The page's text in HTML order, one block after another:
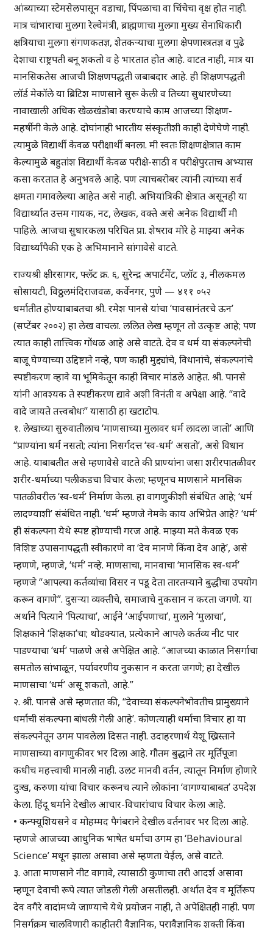
आंब्याच्या स्टेमसेलपासून वडाचा, पिंपळाचा वा चिंचेचा वृक्ष होत नाही.
मात्र चांभाराचा मुलगा रेल्वेमंत्री, ब्राह्मणाचा मुलगा मुख्य सेनाधिकारी
क्षत्रियाचा मुलगा संगणकतज्ञ, शेतकऱ्याचा मुलगा क्षेपणास्त्रतज्ञ व पुढे
देशाचा राष्ट्रपती बनू शकतो व हे भारतात होत आहे. वाटत नाही, मात्र या
मानसिकतेस आजची शिक्षणपद्धती जबाबदार आहे. ही शिक्षणपद्धती
लॉर्ड मेकॉले या ब्रिटिश माणसाने सुरू केली व तिच्या सुधारणेच्या
नावाखाली अधिक खेळखंडोबा करण्याचे काम आजच्या शिक्षण-
महर्षीनी केले आहे. दोघांनाही भारतीय संस्कृतीशी काही देणेघेणे नाही.
त्यामुळे विद्यार्थी केवळ परीक्षार्थी बनला. मी स्वतः शिक्षणक्षेत्रात काम
केल्यामुळे बहुतांश विद्यार्थी केवळ परीक्षे-साठी व परीक्षेपुरताच अभ्यास
कसा करतात हे अनुभवले आहे. पण त्याचबरोबर त्यांनी त्यांच्या सर्व
क्षमता गमावलेल्या आहेत असे नाही. अभियांत्रिकी क्षेत्रात असूनही या
विद्यार्थ्यात उत्तम गायक, नट, लेखक, वक्ते असे अनेक विद्यार्थी मी
पाहिले. आजचा सुधारकला परिचित प्रा. शेषराव मोरे हे माझ्या अनेक
विद्यार्थ्यांपैकी एक हे अभिमानाने सांगावेसे वाटते.
राज्यश्री क्षीरसागर, फ्लॅट क्र. ६, सुरेन्द्र अपार्टमेंट, प्लॉट ३, नीलकमल
सोसायटी, विठ्ठलमंदिराजवळ, कर्वेनगर, पुणे — ४११ ०५२
धर्मातीत होण्याबाबतचा श्री. रमेश पानसे यांचा ‘पावसानंतरचे ऊन’
(सप्टेंबर २००२) हा लेख वाचला. ललित लेख म्हणून तो उत्कृष्ट आहे; पण
त्यात काही तात्त्विक गोंधळ आहे असे वाटते. देव व धर्म या संकल्पनेची
बाजू घेण्याच्या उद्दिष्टाने नव्हे, पण काही मुद्द्यांचे, विधानांचे, संकल्पनांचे
स्पष्टीकरण व्हावे या भूमिकेतून काही विचार मांडले आहेत. श्री. पानसे
यांनी आवश्यक ते स्पष्टीकरण द्यावे अशी विनंती व अपेक्षा आहे. “वादे
वादे जायते तत्त्वबोधः” यासाठी हा खटाटोप.
१. लेखाच्या सुरुवातीलाच ‘माणसाच्या मुलावर धर्म लादला जातो’ आणि
“प्राण्यांना धर्म नसतो; त्यांना निसर्गदत्त ‘स्व-धर्म’ असतो’, असे विधान
आहे. याबाबतीत असे म्हणावेसे वाटते की प्राण्यांना जसा शरीरपातळीवर
शरीर-धर्माच्या पलीकडचा विचार केला; म्हणूनच माणसाने मानसिक
पातळीवरील ‘स्व-धर्म’ निर्माण केला. हा वागणुकीशी संबंधित आहे; ‘धर्म
लादण्याशी’ संबंधित नाही. ‘धर्म’ म्हणजे नेमके काय अभिप्रेत आहे? ‘धर्म’
ही संकल्पना येथे स्पष्ट होण्याची गरज आहे. माझ्या मते केवळ एक
विशिष्ट उपासनापद्धती स्वीकारणे वा ‘देव मानणे किंवा देव आहे’, असे
म्हणणे, म्हणजे, ‘धर्म’ नव्हे. माणसाचा, मानवाचा ‘मानसिक स्व-धर्म’
म्हणजे “आपल्या कर्तव्यांचा विसर न पडू देता तारतम्याने बुद्धीचा उपयोग
करून वागणे”. दुसऱ्या व्यक्तीचे, समाजाचे नुकसान न करता जगणे. या
अर्थाने पित्याने ‘पित्याचा’, आईने ‘आईपणाचा’, मुलाने ‘मुलाचा’,
शिक्षकाने ‘शिक्षका’चा; थोडक्यात, प्रत्येकाने आपले कर्तव्य नीट पार
पाडण्याचा ‘धर्म’ पाळणे असे अपेक्षित आहे. “आजच्या काळात निसर्गाचा
समतोल सांभाळून, पर्यावरणीय नुकसान न करता जगणे; हा देखील
माणसाचा ‘धर्म’ असू शकतो, आहे.”
२. श्री. पानसे असे म्हणतात की, “देवाच्या संकल्पनेभोवतीच प्रामुख्याने
धर्माची संकल्पना बांधली गेली आहे’. कोणत्याही धर्माचा विचार हा या
संकल्पनेतून उगम पावलेला दिसत नाही. उदाहरणार्थ येशू ख्रिस्ताने
माणसाच्या वागणुकीवर भर दिला आहे. गौतम बुद्धाने तर मूर्तिपूजा
कधीच महत्त्वाची मानली नाही. उलट मानवी वर्तन, त्यातून निर्माण होणारे
दुःख, करुणा यांचा विचार करूनच त्याने लोकांना ‘वागण्याबाबत’ उपदेश
केला. हिंदू धर्माने देखील आचार-विचारांचाच विचार केला आहे.
• कन्फ्यूशियसने व मोहम्मद पैगंबराने देखील वर्तनावर भर दिला आहे.
म्हणजे आजच्या आधुनिक भाषेत धर्माचा उगम हा ‘Behavioural
Science’ मधून झाला असावा असे म्हणता येईल, असे वाटते.
३. आता माणसाने नीट वागावे, त्यासाठी कुणाचा तरी आदर्श असावा
म्हणून देवाची रूपे त्यात जोडली गेली असतीलही. अर्थात देव व मूर्तिरूप
देव वगैरे वादांमध्ये जाण्याचे येथे प्रयोजन नाही, ते अपेक्षितही नाही. पण
निसर्गक्रम चालविणारी काहीतरी वैज्ञानिक, परावैज्ञानिक शक्ती किंवा